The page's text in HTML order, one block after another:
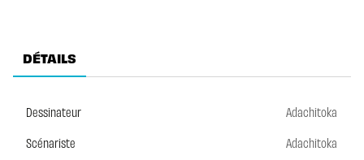
DÉTAILS
Dessinateur
Adachitoka
Scénariste
Adachitoka